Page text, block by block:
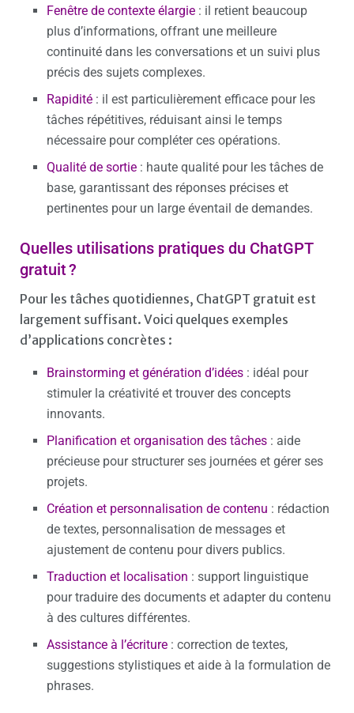
Fenêtre de contexte élargie : il retient beaucoup
plus d’informations, offrant une meilleure
continuité dans les conversations et un suivi plus
précis des sujets complexes.
Rapidité : il est particulièrement efficace pour les
tâches répétitives, réduisant ainsi le temps
nécessaire pour compléter ces opérations.
Qualité de sortie : haute qualité pour les tâches de
base, garantissant des réponses précises et
pertinentes pour un large éventail de demandes.
Quelles utilisations pratiques du ChatGPT
gratuit ?
Pour les tâches quotidiennes, ChatGPT gratuit est
largement suffisant. Voici quelques exemples
d’applications concrètes :
Brainstorming et génération d’idées : idéal pour
stimuler la créativité et trouver des concepts
innovants.
Planification et organisation des tâches : aide
précieuse pour structurer ses journées et gérer ses
projets.
Création et personnalisation de contenu : rédaction
de textes, personnalisation de messages et
ajustement de contenu pour divers publics.
Traduction et localisation : support linguistique
pour traduire des documents et adapter du contenu
à des cultures différentes.
Assistance à l’écriture : correction de textes,
suggestions stylistiques et aide à la formulation de
phrases.